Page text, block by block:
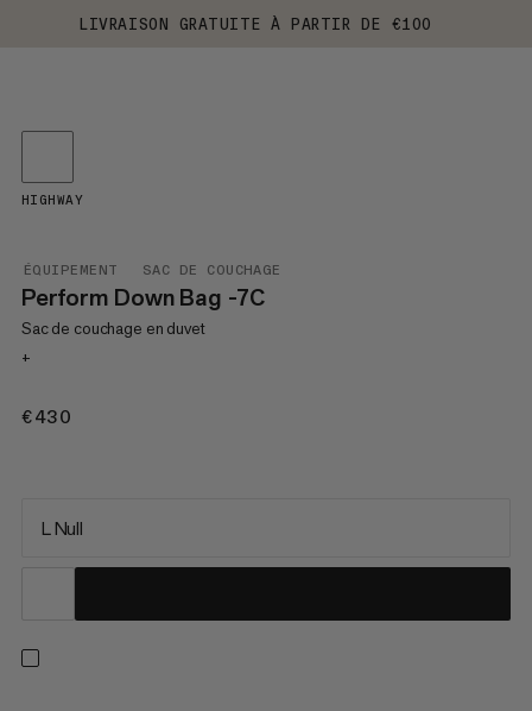
LIVRAISON GRATUITE À PARTIR DE €100
ÉQUIPEMENT SAC DE COUCHAGE
Perform Down Bag -7C
Sac de couchage en duvet
+
€430
HIGHWAY
L Null